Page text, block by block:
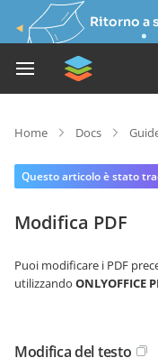
Ritorno a
Home Docs
Questo articolo è stato
Modifica PDF
Puoi modificare i PDF
utilizzando ONLYOFFICE
Modifica del testo